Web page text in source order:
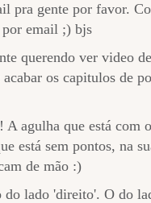
pra gente por favor.
email ;) bjs
querendo ver video
os capitulos de
A agulha que está com
está sem pontos, na
de mão :)
do lado 'direito'. O do